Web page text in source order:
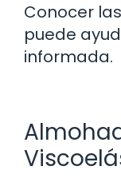
Conocer
puede
informada.